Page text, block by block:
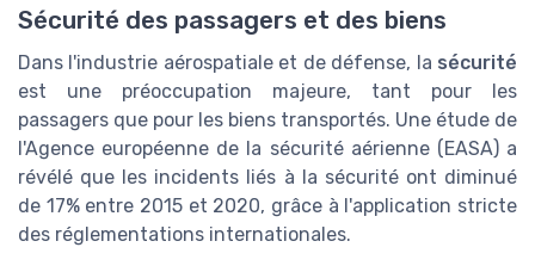
Sécurité des passagers et des biens
Dans l'industrie aérospatiale et de défense, la sécurité
est une préoccupation majeure, tant pour les
passagers que pour les biens transportés. Une étude de
l'Agence européenne de la sécurité aérienne (EASA) a
révélé que les incidents liés à la sécurité ont diminué
de 17% entre 2015 et 2020, grâce à l'application stricte
des réglementations internationales.